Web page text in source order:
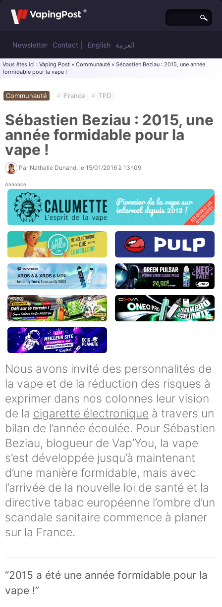
Newsletter Contact English العربية
Vous êtes ici : Vaping Post » Communauté » Sébastien Beziau : 2015, une année
formidable pour la vape !
Communauté # France # TPD
Sébastien Beziau : 2015, une
année formidable pour la
vape !
Par Nathalie Dunand , le 15/01/2016 à 13h09
Annonce
Nous avons invité des personnalités de
la vape et de la réduction des risques à
exprimer dans nos colonnes leur vision
de la cigarette électronique à travers un
bilan de l’année écoulée. Pour Sébastien
Beziau, blogueur de Vap’You, la vape
s’est développée jusqu’à maintenant
d’une manière formidable, mais avec
l’arrivée de la nouvelle loi de santé et la
directive tabac européenne l’ombre d’un
scandale sanitaire commence à planer
sur la France.
“2015 a été une année formidable pour la
vape !”